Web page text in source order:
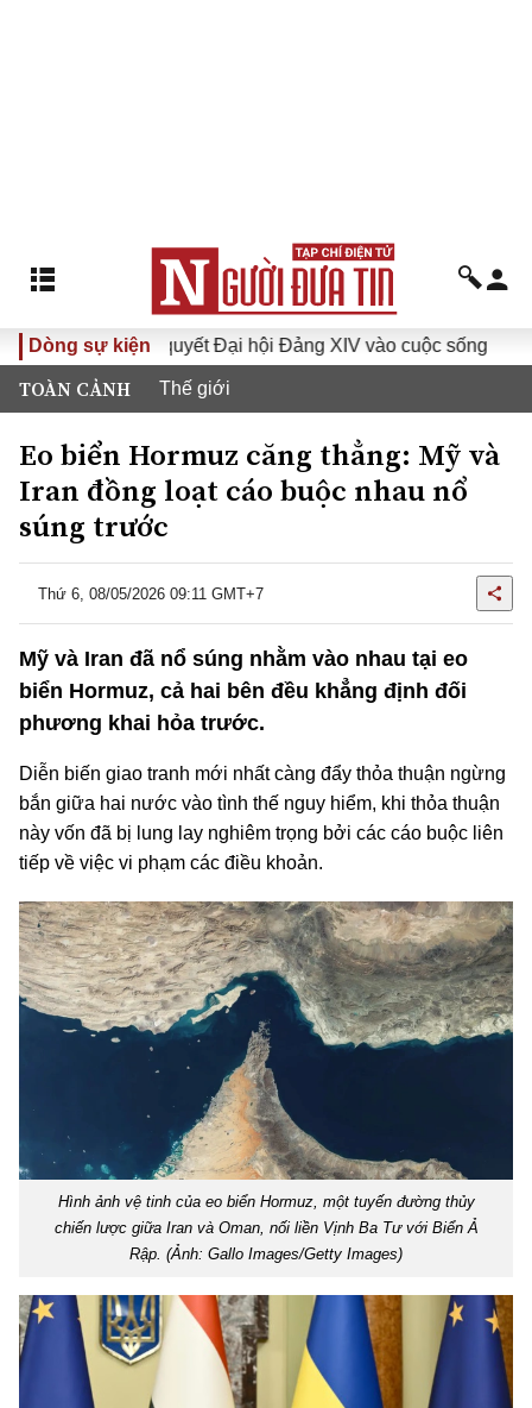
Dòng sự kiện
Đưa Nghị quyết Đại hội Đảng XIV vào cuộc sống
TOÀN CẢNH Thế giới
Eo biển Hormuz căng thẳng: Mỹ và
Iran đồng loạt cáo buộc nhau nổ
súng trước
Thứ 6, 08/05/2026 09:11 GMT+7
Mỹ và Iran đã nổ súng nhằm vào nhau tại eo
biển Hormuz, cả hai bên đều khẳng định đối
phương khai hỏa trước.
Diễn biến giao tranh mới nhất càng đẩy thỏa thuận ngừng
bắn giữa hai nước vào tình thế nguy hiểm, khi thỏa thuận
này vốn đã bị lung lay nghiêm trọng bởi các cáo buộc liên
tiếp về việc vi phạm các điều khoản.
Hình ảnh vệ tinh của eo biển Hormuz, một tuyến đường thủy
chiến lược giữa Iran và Oman, nối liền Vịnh Ba Tư với Biển Ả
Rập. (Ảnh: Gallo Images/Getty Images)